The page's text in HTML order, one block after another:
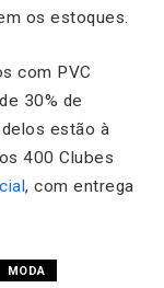
os estoques.
com PVC
30% de
estão à
400 Clubes
, com entrega
MODA